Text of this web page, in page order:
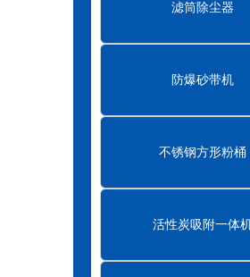
滤筒除尘器
防爆砂带机
不锈钢方形粉桶
活性炭吸附一体